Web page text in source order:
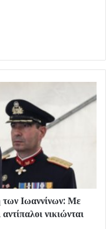
των Ιωαννίνων: Με
νικιώνται